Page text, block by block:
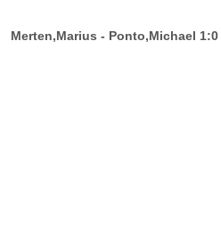
Merten,Marius - Ponto,Michael 1:0